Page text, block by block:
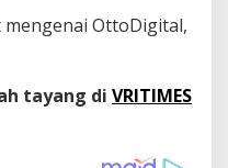
OttoDigital,
tayang di VRITIMES